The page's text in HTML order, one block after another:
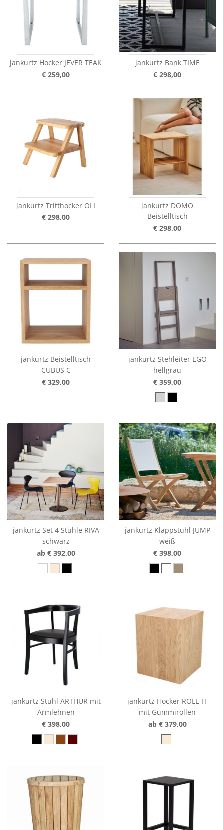
jankurtz Hocker JEVER TEAK
€ 259,00
jankurtz Bank TIME
€ 298,00
jankurtz Tritthocker OLI
€ 298,00
jankurtz DOMO
Beistelltisch
€ 298,00
jankurtz Beistelltisch
CUBUS C
€ 329,00
jankurtz Stehleiter EGO
hellgrau
€ 359,00
jankurtz Set 4 Stühle RIVA
schwarz
ab € 392,00
jankurtz Klappstuhl JUMP
weiß
€ 398,00
jankurtz Stuhl ARTHUR mit
Armlehnen
€ 398,00
jankurtz Hocker ROLL-IT
mit Gummirollen
ab € 379,00